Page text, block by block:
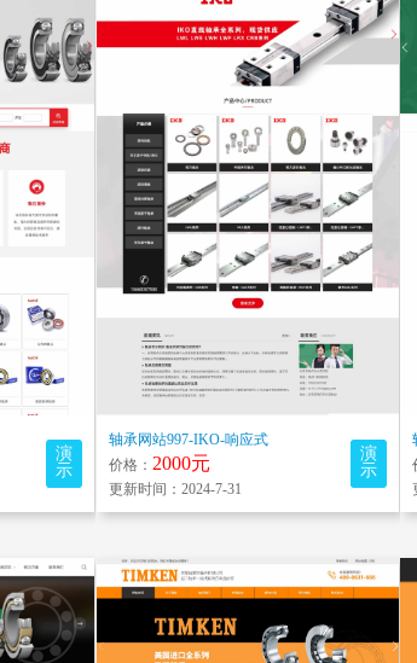
演
示
轴承网站997-IKO-响应式
价格： 2000元
更新时间：2024-7-31
演
示